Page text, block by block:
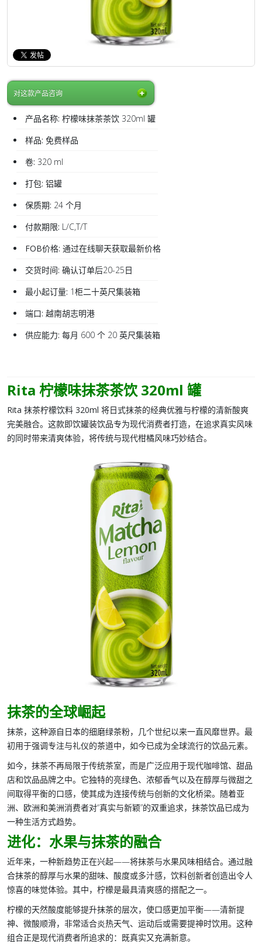
对这款产品咨询
产品名称: 柠檬味抹茶茶饮 320ml 罐
样品: 免费样品
卷: 320 ml
打包: 铝罐
保质期: 24 个月
付款期限: L/C,T/T
FOB价格: 通过在线聊天获取最新价格
交货时间: 确认订单后20-25日
最小起订量: 1柜二十英尺集装箱
端口: 越南胡志明港
供应能力: 每月 600 个 20 英尺集装箱
Rita 柠檬味抹茶茶饮 320ml 罐
Rita 抹茶柠檬饮料 320ml 将日式抹茶的经典优雅与柠檬的清新酸爽
完美融合。这款即饮罐装饮品专为现代消费者打造，在追求真实风味
的同时带来清爽体验，将传统与现代柑橘风味巧妙结合。
抹茶的全球崛起
抹茶，这种源自日本的细磨绿茶粉，几个世纪以来一直风靡世界。最
初用于强调专注与礼仪的茶道中，如今已成为全球流行的饮品元素。
如今，抹茶不再局限于传统茶室，而是广泛应用于现代咖啡馆、甜品
店和饮品品牌之中。它独特的亮绿色、浓郁香气以及在醇厚与微甜之
间取得平衡的口感，使其成为连接传统与创新的文化桥梁。随着亚
洲、欧洲和美洲消费者对“真实与新颖”的双重追求， 抹茶饮品已成为
一种生活方式趋势。
进化：水果与抹茶的融合
近年来，一种新趋势正在兴起——将抹茶与水果风味相结合。通过融
合抹茶的醇厚与水果的甜味、酸度或多汁感，饮料创新者创造出令人
惊喜的味觉体验。其中， 柠檬是最具清爽感的搭配之一。
柠檬的天然酸度能够提升抹茶的层次，使口感更加平衡——清新提
神、微酸顺滑，非常适合炎热天气、运动后或需要提神时饮用。这种
组合正是现代消费者所追求的：既真实又充满新意。